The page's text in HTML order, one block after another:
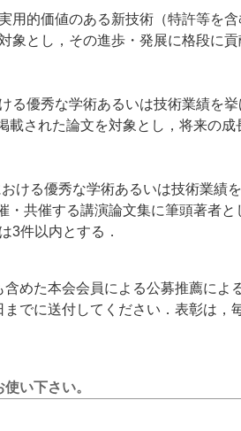
用的価値のある新技術（特許等を
象とし，その進歩・発展に格段に
る優秀な学術あるいは技術業績を
載された論文を対象とし，将来の
ける優秀な学術あるいは技術業績
・共催する講演論文集に筆頭著者
3件以内とする．
めた本会会員による公募推薦に
でに送付してください．表彰は
い下さい。